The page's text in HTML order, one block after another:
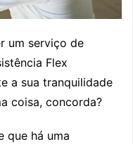
um serviço de
Flex
a sua tranquilidade
coisa, concorda?
que há uma